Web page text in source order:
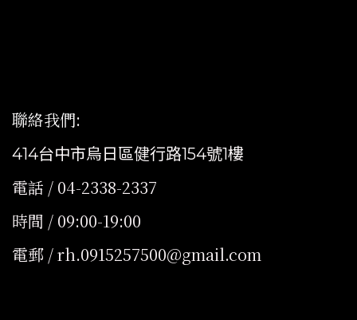
聯絡我們:
414台中市烏日區健行路154號1樓
電話 / 04-2338-2337
時間 / 09:00-19:00
電郵 / rh.0915257500@gmail.com